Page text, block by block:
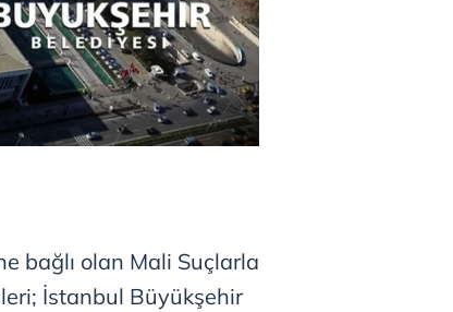
bağlı olan Mali Suçlarla
İstanbul Büyükşehir